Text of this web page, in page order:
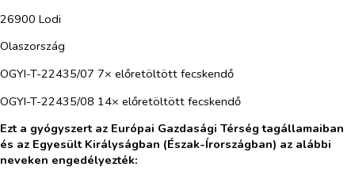
26900 Lodi
Olaszország
OGYI-T-22435/07 7× előretöltött fecskendő
OGYI-T-22435/08 14× előretöltött fecskendő
Ezt a gyógyszert az Európai Gazdasági Térség tagállamaiban
és az Egyesült Királyságban (Észak-Írországban) az alábbi
neveken engedélyezték: